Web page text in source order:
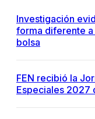
Investigación
forma diferente a
bolsa
FEN recibió la
Especiales 2027